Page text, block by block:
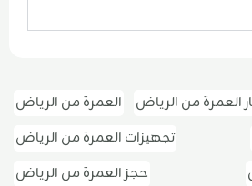
العمرة من الرياض
العمرة من الرياض
تجهيزات العمرة من الرياض
حجز العمرة من الرياض